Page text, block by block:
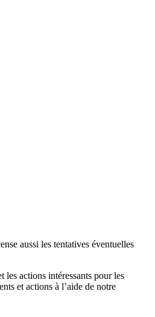
aussi les tentatives éventuelles
les actions intéressants pour les
et actions à l’aide de notre